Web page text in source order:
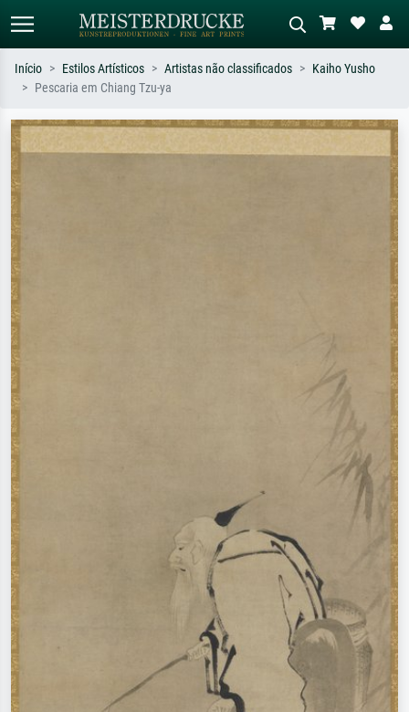
Pesquise por artista, título ou estilo –
ex: Monet, Noite Estrelada,
Descreva a cena – ex: prado verde,
abstrato com muito vermelho, pintura
Início Estilos Artísticos Artistas não classificados
Kaiho Yusho
Pescaria em Chiang Tzu-ya